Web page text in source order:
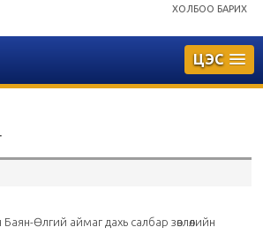
ХОЛБОО БАРИХ
ЦЭС
Баян-Өлгий аймаг дахь салбар зөвлөлийн